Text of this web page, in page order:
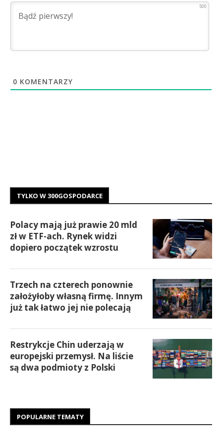
500
0 KOMENTARZY
TYLKO W 300GOSPODARCE
Polacy mają już prawie 20 mld
zł w ETF-ach. Rynek widzi
dopiero początek wzrostu
Trzech na czterech ponownie
założyłoby własną firmę. Innym
już tak łatwo jej nie polecają
Restrykcje Chin uderzają w
europejski przemysł. Na liście
są dwa podmioty z Polski
POPULARNE TEMATY